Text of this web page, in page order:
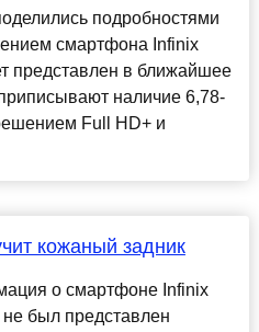
подробностями
смартфона Infinix
представлен в ближайшее
наличие 6,78-
Full HD+ и
кожаный задник
о смартфоне Infinix
был представлен